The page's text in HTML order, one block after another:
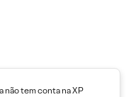
não tem conta na XP